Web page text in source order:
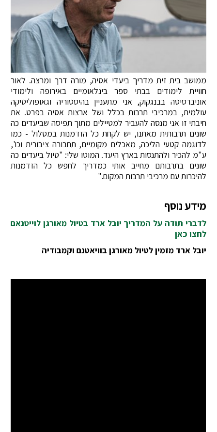
ממושב בית זית מדריך ביעדי אסיה, מורה דרך ומרצה. לאור
חוויית לימודים בבתי ספר בינלאומיים באירופה ולימודי
אוניברסיטה בבנגקוק, אני מתעניין בהיסטוריה וגאופוליטיקה
עולמית, במרכיבי תרבות בכלל ושל ארצות אסיה בפרט. את
חיבתי זו אני מנסה להעביר למטיילים מתוך תפיסה שביעדים כה
שונים תרבותית מאתנו, יש לקחת כל הזדמנות במסלול - כמו
לדוגמה קטעי הליכה, מאכלים מקומיים, תחבורה ציבורית וכו',
ע"מ להכיר ולהתנסות בארץ היעד. המוטו שלי: "טיול ביעדים כה
שונים בתרבותם מחייב אותי כמדריך לחפש כל הזדמנות
להיכרות עם מרכיבי תרבות המקום."
מידע נוסף
לדברי תודה על המדריך יובל ארד בטיול מאורגן לוייטנאם
לחצו כאן
יובל ארד מזמין לטיול מאורגן בוויאטנם וקמבודיה